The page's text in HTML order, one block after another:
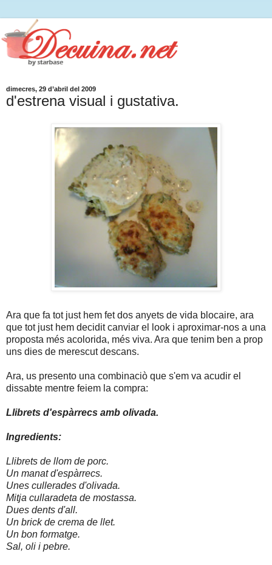
dimecres, 29 d’abril del 2009
d'estrena visual i gustativa.
Ara que fa tot just hem fet dos anyets de vida blocaire, ara
que tot just hem decidit canviar el look i aproximar-nos a una
proposta més acolorida, més viva. Ara que tenim ben a prop
uns dies de merescut descans.
Ara, us presento una combinaciò que s'em va acudir el
dissabte mentre feiem la compra:
Llibrets d'espàrrecs amb olivada.
Ingredients:
Llibrets de llom de porc.
Un manat d'espàrrecs.
Unes cullerades d'olivada.
Mitja cullaradeta de mostassa.
Dues dents d'all.
Un brick de crema de llet.
Un bon formatge.
Sal, oli i pebre.